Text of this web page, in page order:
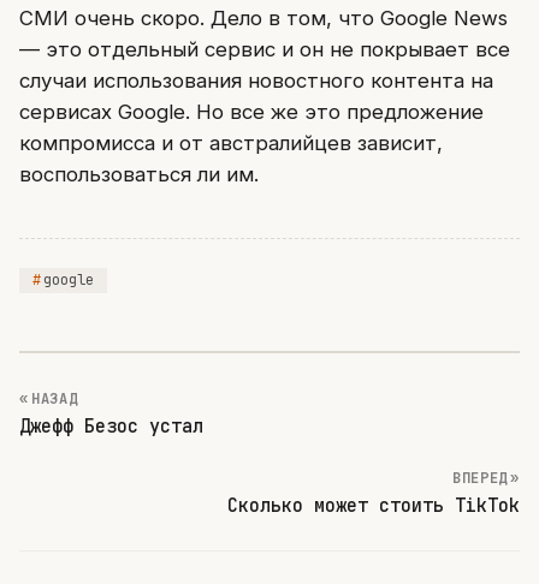
СМИ очень скоро. Дело в том, что Google News
— это отдельный сервис и он не покрывает все
случаи использования новостного контента на
сервисах Google. Но все же это предложение
компромисса и от австралийцев зависит,
воспользоваться ли им.
google
« НАЗАД
Джефф Безос устал
ВПЕРЕД »
Сколько может стоить TikTok